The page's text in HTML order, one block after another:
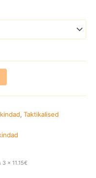
, Taktikalised
x 11.15€